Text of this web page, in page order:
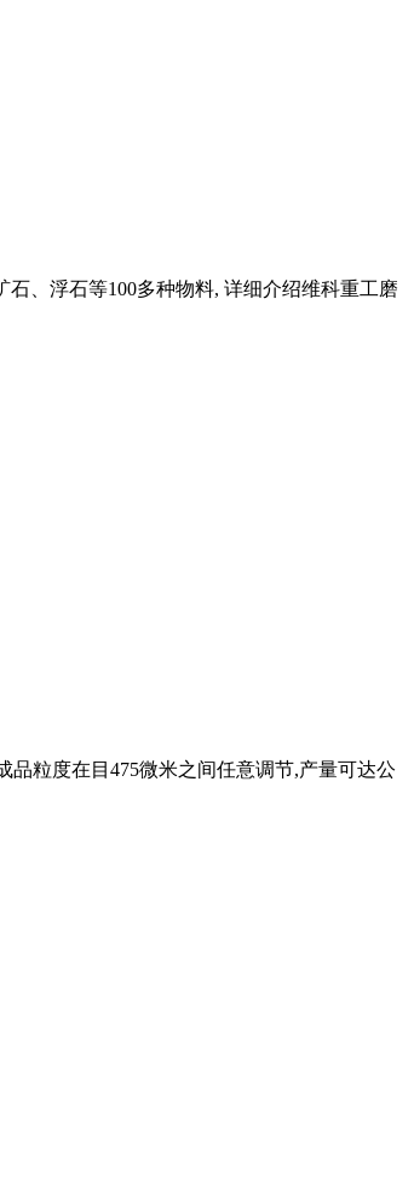
、浮石等100多种物料, 详细介绍维科重工磨
粒度在目475微米之间任意调节,产量可达公